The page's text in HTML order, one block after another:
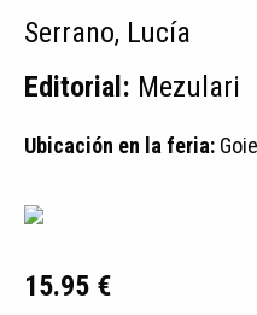
Serrano, Lucía
Editorial: Mezulari
Ubicación en la feria:
15.95 €